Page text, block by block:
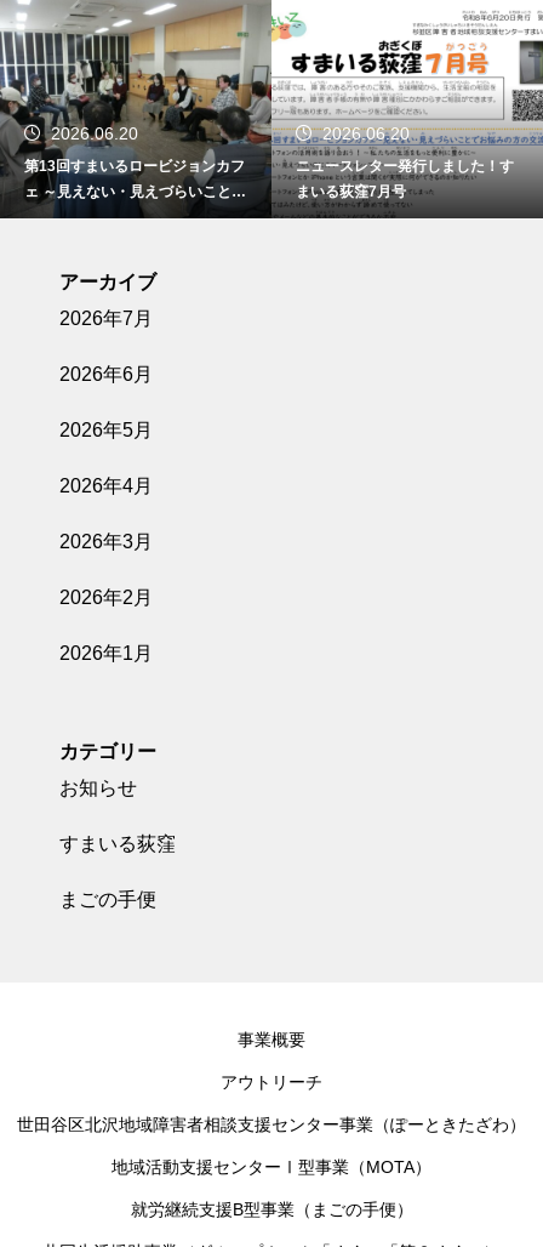
2026.06.20
第13回すまいるロービジョンカフ
ェ ～見えない・見えづらいことで
お悩みの方の交流会～を開催しま
2026.06.20
ニュースレター発行しました！す
まいる荻窪7月号
アーカイブ
2026年7月
2026年6月
2026年5月
2026年4月
2026年3月
2026年2月
2026年1月
カテゴリー
お知らせ
すまいる荻窪
まごの手便
事業概要
アウトリーチ
世田谷区北沢地域障害者相談支援センター事業（ぽーときたざわ）
地域活動支援センターⅠ型事業（MOTA）
就労継続支援B型事業（まごの手便）